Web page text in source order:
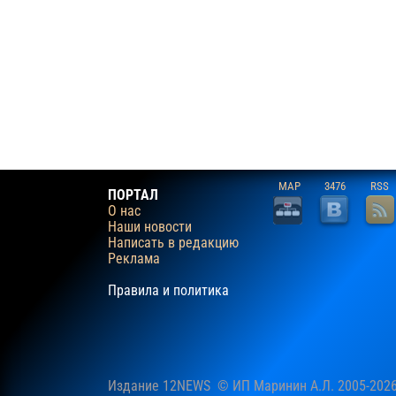
ПОРТАЛ
О нас
Наши новости
Написать в редакцию
Реклама
Правила и политика
MAP 3476 RSS
Издание 12NEWS © ИП Маринин А.Л. 2005-